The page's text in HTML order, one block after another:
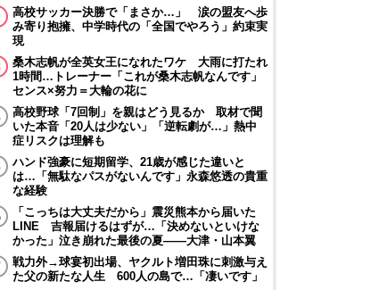
高校サッカー決勝で「まさか…」 涙の盟友へ歩
み寄り抱擁、中学時代の「全国でやろう」約束実
現
桑木志帆が全英女王になれたワケ 大雨に打たれ
1時間…トレーナー「これが桑木志帆なんです」
センス×努力＝大輪の花に
高校野球「7回制」を親はどう見るか 取材で聞
いた本音「20人は少ない」「逆転劇が…」熱中
症リスクは理解も
ハンド強豪に短期留学、21歳が感じた違いと
は…「無駄なパスがないんです」永森悠透の貴重
な経験
「こっちは大丈夫だから」震災熊本から届いた
LINE 吉報届けるはずが…「決めないといけな
かった」泣き崩れた最後の夏――大津・山本翼
戦力外→球宴初出場、ヤクルト増田珠に刺激与え
た父の新たな人生 600人の島で…「凄いです」